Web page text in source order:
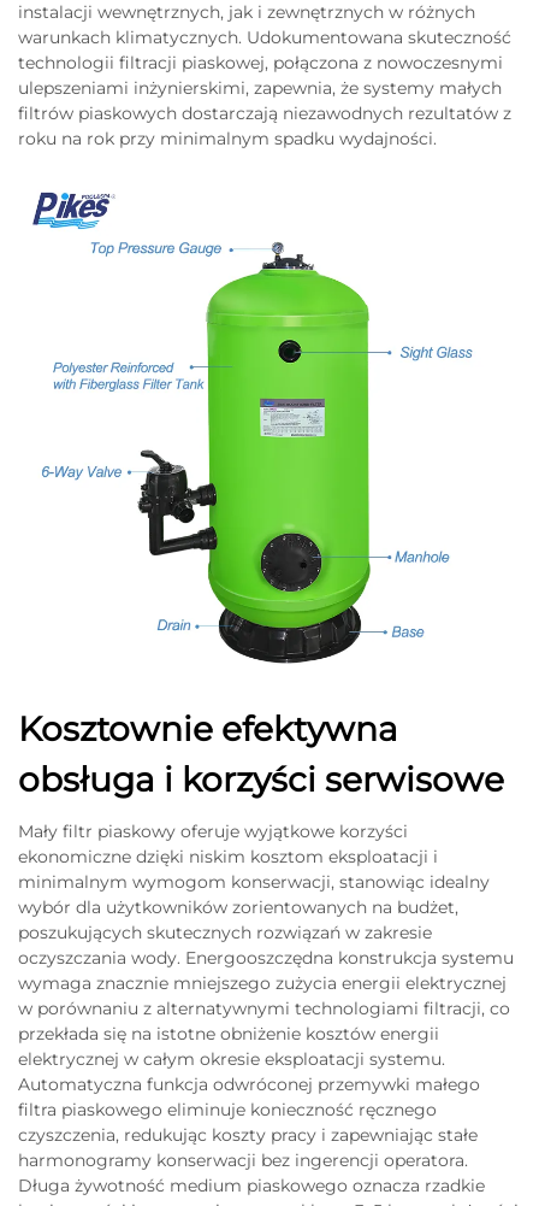
instalacji wewnętrznych, jak i zewnętrznych w różnych
warunkach klimatycznych. Udokumentowana skuteczność
technologii filtracji piaskowej, połączona z nowoczesnymi
ulepszeniami inżynierskimi, zapewnia, że systemy małych
filtrów piaskowych dostarczają niezawodnych rezultatów z
roku na rok przy minimalnym spadku wydajności.
Kosztownie efektywna
obsługa i korzyści serwisowe
Mały filtr piaskowy oferuje wyjątkowe korzyści
ekonomiczne dzięki niskim kosztom eksploatacji i
minimalnym wymogom konserwacji, stanowiąc idealny
wybór dla użytkowników zorientowanych na budżet,
poszukujących skutecznych rozwiązań w zakresie
oczyszczania wody. Energooszczędna konstrukcja systemu
wymaga znacznie mniejszego zużycia energii elektrycznej
w porównaniu z alternatywnymi technologiami filtracji, co
przekłada się na istotne obniżenie kosztów energii
elektrycznej w całym okresie eksploatacji systemu.
Automatyczna funkcja odwróconej przemywki małego
filtra piaskowego eliminuje konieczność ręcznego
czyszczenia, redukując koszty pracy i zapewniając stałe
harmonogramy konserwacji bez ingerencji operatora.
Długa żywotność medium piaskowego oznacza rzadkie